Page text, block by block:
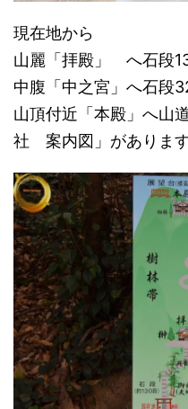
現在地から
山麗「拝殿」 へ石段
中腹「中之宮」へ石段
山頂付近「本殿」へ
社 案内図」がありま